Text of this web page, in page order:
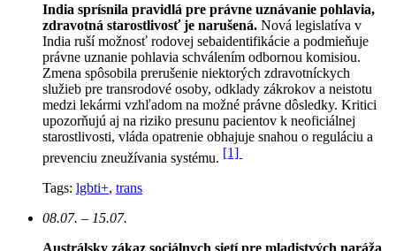
India sprísnila pravidlá pre právne uznávanie pohlavia,
zdravotná starostlivosť je narušená. Nová legislatíva v
India ruší možnosť rodovej sebaidentifikácie a podmieňuje
právne uznanie pohlavia schválením odbornou komisiou.
Zmena spôsobila prerušenie niektorých zdravotníckych
služieb pre transrodové osoby, odklady zákrokov a neistotu
medzi lekármi vzhľadom na možné právne dôsledky. Kritici
upozorňujú aj na riziko presunu pacientov k neoficiálnej
starostlivosti, vláda opatrenie obhajuje snahou o reguláciu a
prevenciu zneužívania systému. [1]
Tags: lgbti+, trans
08.07. – 15.07.
Austrálsky zákaz sociálnych sietí pre mladistvých naráža